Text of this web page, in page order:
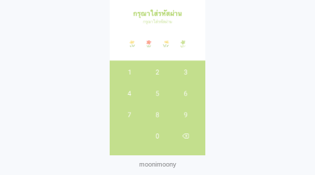
moonimoony